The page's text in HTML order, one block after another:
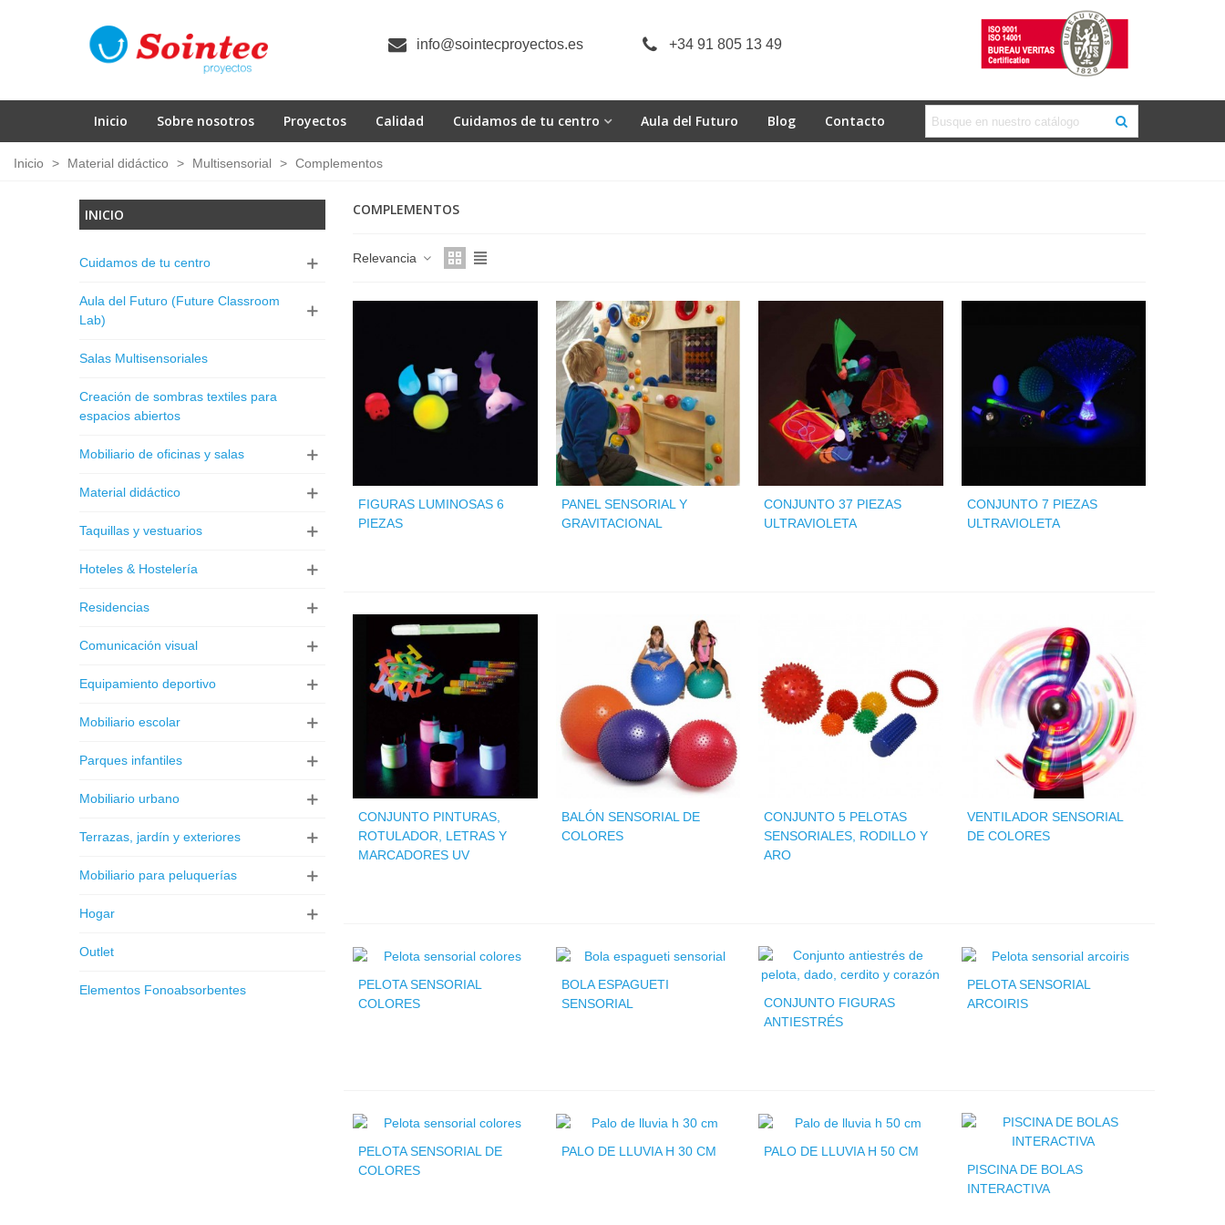
info@sointecproyectos.es +34 91 805 13 49
Inicio Sobre nosotros Proyectos Calidad Cuidamos de tu centro Aula del Futuro Blog Contacto
Inicio > Material didáctico > Multisensorial > Complementos
INICIO
Cuidamos de tu centro
Aula del Futuro (Future Classroom
Lab)
Salas Multisensoriales
Creación de sombras textiles para
espacios abiertos
Mobiliario de oficinas y salas
Material didáctico
Taquillas y vestuarios
Hoteles & Hostelería
Residencias
Comunicación visual
Equipamiento deportivo
Mobiliario escolar
Parques infantiles
Mobiliario urbano
Terrazas, jardín y exteriores
Mobiliario para peluquerías
Hogar
Outlet
Elementos Fonoabsorbentes
COMPLEMENTOS
Relevancia
FIGURAS LUMINOSAS 6
PIEZAS
PANEL SENSORIAL Y
GRAVITACIONAL
CONJUNTO 37 PIEZAS
ULTRAVIOLETA
CONJUNTO 7 PIEZAS
ULTRAVIOLETA
CONJUNTO PINTURAS,
ROTULADOR, LETRAS Y
MARCADORES UV
BALÓN SENSORIAL DE
COLORES
CONJUNTO 5 PELOTAS
SENSORIALES, RODILLO Y
ARO
VENTILADOR SENSORIAL
DE COLORES
PELOTA SENSORIAL
COLORES
BOLA ESPAGUETI
SENSORIAL
CONJUNTO FIGURAS
ANTIESTRÉS
PELOTA SENSORIAL
ARCOIRIS
PELOTA SENSORIAL DE
COLORES
PALO DE LLUVIA H 30 CM
PALO DE LLUVIA H 50 CM
PISCINA DE BOLAS
INTERACTIVA